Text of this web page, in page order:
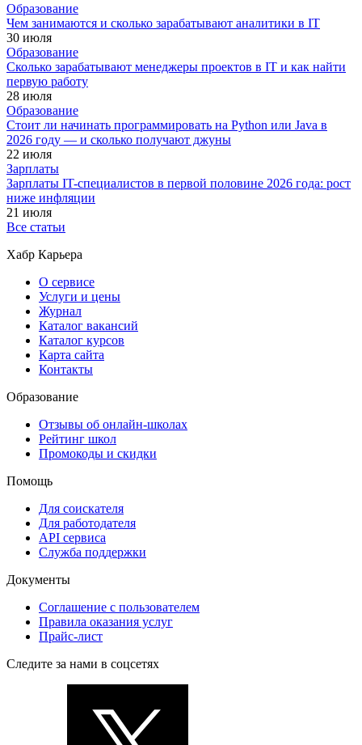
Образование
Чем занимаются и сколько зарабатывают аналитики в IT
30 июля
Образование
Сколько зарабатывают менеджеры проектов в IT и как найти
первую работу
28 июля
Образование
Стоит ли начинать программировать на Python или Java в
2026 году — и сколько получают джуны
22 июля
Зарплаты
Зарплаты IT-специалистов в первой половине 2026 года: рост
ниже инфляции
21 июля
Все статьи
Хабр Карьера
О сервисе
Услуги и цены
Журнал
Каталог вакансий
Каталог курсов
Карта сайта
Контакты
Образование
Отзывы об онлайн-школах
Рейтинг школ
Промокоды и скидки
Помощь
Для соискателя
Для работодателя
API сервиса
Служба поддержки
Документы
Соглашение с пользователем
Правила оказания услуг
Прайс-лист
Следите за нами в соцсетях